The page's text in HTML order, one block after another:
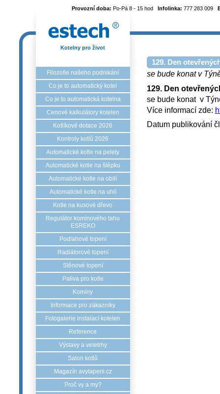
Provozní doba: Po-Pá 8 - 15 hod Infolinka: 777 283 009
Kotelny pro život
Filozofie našeho podnikání
Co je to automatický kotel
Co je to automatická kotelna
Cenové kalkulátory kotelen
Kotlíkové dotace 2026
Kontroly kotlů 2026
Automatické kotle na pelety
Automatické kotle na štěpku
Automatické kotle na obilí
Automatické kotle na uhlí
Kotle na kusové dřevo
Regulátor komínového tahu
ESREKO
Podlahové topení
Radiátorové topení
Stěnové topení
Paliva pro kotle
Komíny
Informace pro zákazníky
Fotogalerie instalací kotelen
Reference
Výstavy a veletrhy
Salon kotlů
Magazín avytapeni.cz
Proč vy a my?
129. Den
se bude konat v
129. Den
se bude konat v
Více informací zde:
Datum publikování